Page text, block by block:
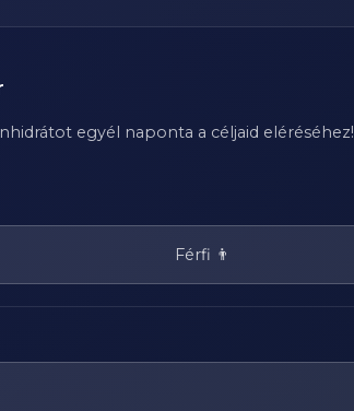
egyél naponta a céljaid eléréséhez!
Férfi 👨